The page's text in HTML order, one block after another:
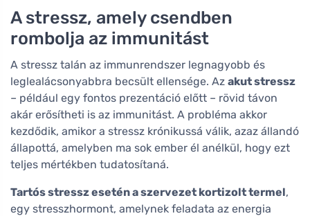
A stressz, amely csendben
rombolja az immunitást
A stressz talán az immunrendszer legnagyobb és
leglealácsonyabbra becsült ellensége. Az akut stressz
– például egy fontos prezentáció előtt – rövid távon
akár erősítheti is az immunitást. A probléma akkor
kezdődik, amikor a stressz krónikussá válik, azaz állandó
állapottá, amelyben ma sok ember él anélkül, hogy ezt
teljes mértékben tudatosítaná.
Tartós stressz esetén a szervezet kortizolt termel,
egy stresszhormont, amelynek feladata az energia